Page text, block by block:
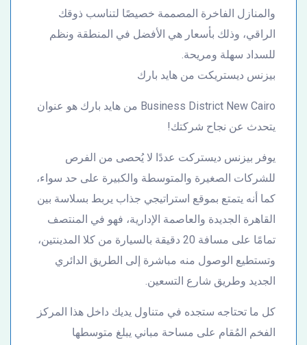
والمنازل الفاخرة المصممة خصيصًا لتناسب ذوقك
الراقي، وذلك بأسعار هي الأفضل في المنطقة ونظم
للسداد سهلة ومريحة.
بيزنس ديستريكت من هايد بارك
Business District New Cairo من هايد بارك هو عنوان
يتحدث عن نجاح شركتك!
يوفر بيزنس ديستركت عددًا لا يُحصى من الفرص
للشركات الصغيرة والمتوسطة والكبيرة على حد سواء،
كما أنه يتمتع بموقع استراتيجي جذاب يربط بسلاسة بين
القاهرة الجديدة والعاصمة الإدارية، فهو في المنتصف
تمامًا على مسافة 20 دقيقة بالسيارة من كلا المدينتين،
وتستطيع الوصول منه مباشرة إلى الطريق الدائري
الجديد وطريق شارع التسعين.
كل ما تحتاجه ستجده في متناول يديك داخل هذا المركز
الفخم المُقام على مساحة مباني يبلغ متوسطها